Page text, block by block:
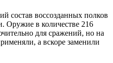
состав воссозданных полков
Оружие в количестве 216
для сражений, но на
а вскоре заменили